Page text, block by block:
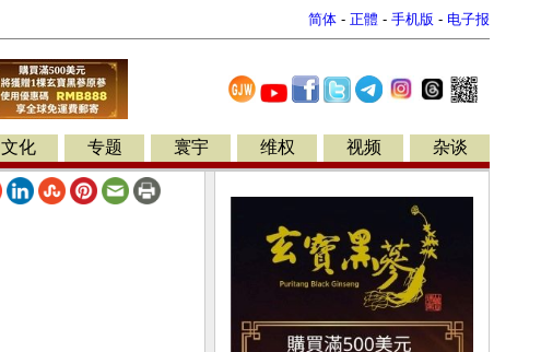
简体 - 正體 - 手机版 - 电子报
文化 专题 寰宇 维权 视频 杂谈